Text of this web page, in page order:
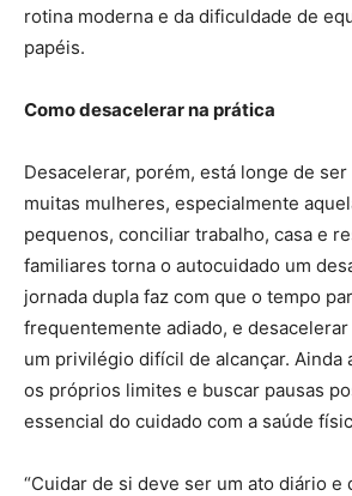
rotina moderna e da dificuldade de
papéis.
Como desacelerar na prática
Desacelerar, porém, está longe de
muitas mulheres, especialmente
pequenos, conciliar trabalho, casa e
familiares torna o autocuidado um
jornada dupla faz com que o tempo
frequentemente adiado, e
um privilégio difícil de alcançar. Ainda
os próprios limites e buscar pausas
essencial do cuidado com a saúde
“Cuidar de si deve ser um ato diário e